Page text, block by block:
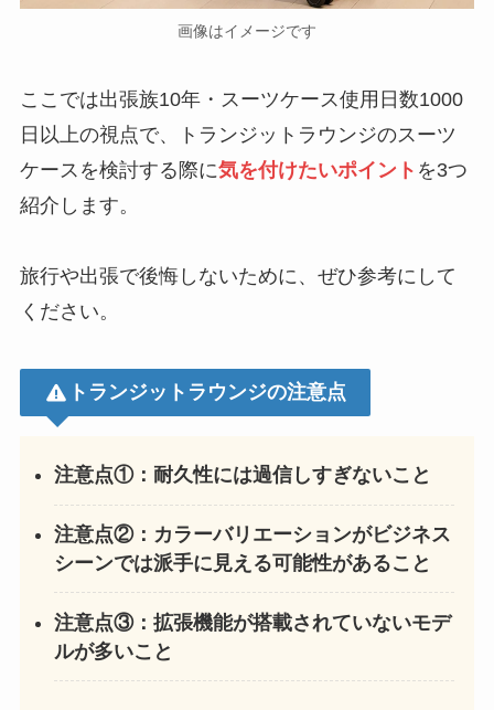
画像はイメージです
ここでは出張族10年・スーツケース使用日数1000
日以上の視点で、トランジットラウンジのスーツ
ケースを検討する際に気を付けたいポイント を3つ
紹介します。
旅行や出張で後悔しないために、ぜひ参考にして
ください。
トランジットラウンジの注意点
注意点①：耐久性には過信しすぎないこと
注意点②：カラーバリエーションがビジネス
シーンでは派手に見える可能性があること
注意点③：拡張機能が搭載されていないモデ
ルが多いこと